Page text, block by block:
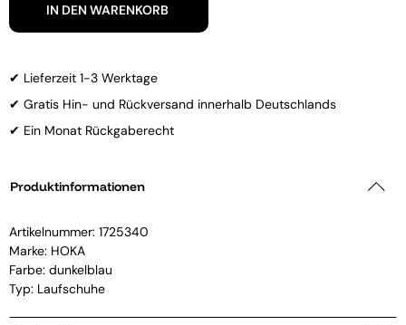
IN DEN WARENKORB
✔ Lieferzeit 1-3 Werktage
✔ Gratis Hin- und Rückversand innerhalb Deutschlands
✔ Ein Monat Rückgaberecht
Produktinformationen
Artikelnummer: 1725340
Marke: HOKA
Farbe: dunkelblau
Typ: Laufschuhe